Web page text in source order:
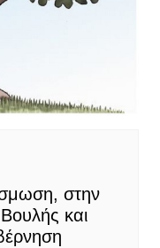
στην
και